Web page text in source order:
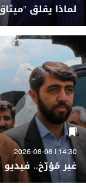
لماذا يقلق
14:30 | 2026-08-08
غير مُؤرّخ.. فيديو